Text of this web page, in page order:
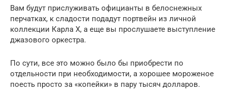
Вам будут прислуживать официанты в белоснежных
перчатках, к сладости подадут портвейн из личной
коллекции Карла X, а еще вы прослушаете выступление
джазового оркестра.
По сути, все это можно было бы приобрести по
отдельности при необходимости, а хорошее мороженое
поесть просто за «копейки» в пару тысяч долларов.